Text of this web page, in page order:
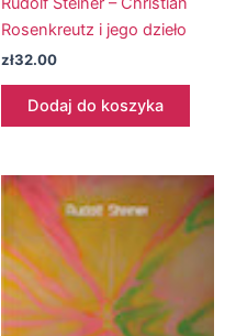
Rosenkreutz i jego dzieło
zł32.00
Dodaj do koszyka